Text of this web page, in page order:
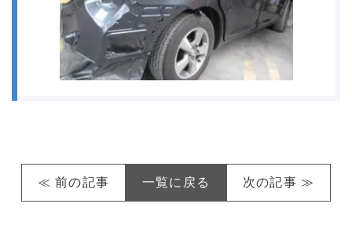
≪ 前の記事 一覧に戻る 次の記事 ≫